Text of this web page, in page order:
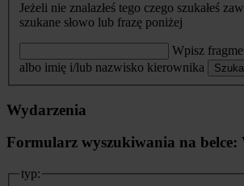
Jeżeli nie znalazłeś tego czego szukałeś
szukane słowo lub frazę poniżej
Wpisz
albo imię i/lub nazwisko kierownika
Wydarzenia
Formularz wyszukiwania na belce:
typ: